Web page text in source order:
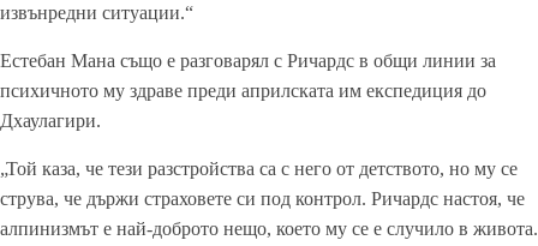
извънредни ситуации.“
Естебан Мана също е разговарял с Ричардс в общи линии за
психичното му здраве преди априлската им експедиция до
Дхаулагири.
„Той каза, че тези разстройства са с него от детството, но му се
струва, че държи страховете си под контрол. Ричардс настоя, че
алпинизмът е най-доброто нещо, което му се е случило в живота.